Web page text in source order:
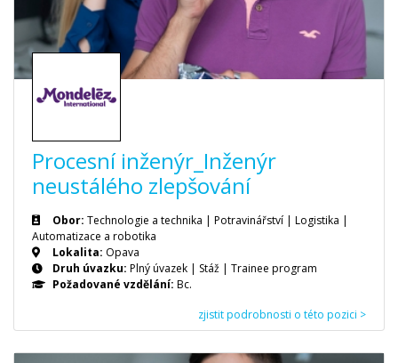
Procesní inženýr_Inženýr
neustálého zlepšování
Obor: Technologie a technika | Potravinářství | Logistika |
Automatizace a robotika
Lokalita: Opava
Druh úvazku: Plný úvazek | Stáž | Trainee program
Požadované vzdělání: Bc.
zjistit podrobnosti o této pozici >